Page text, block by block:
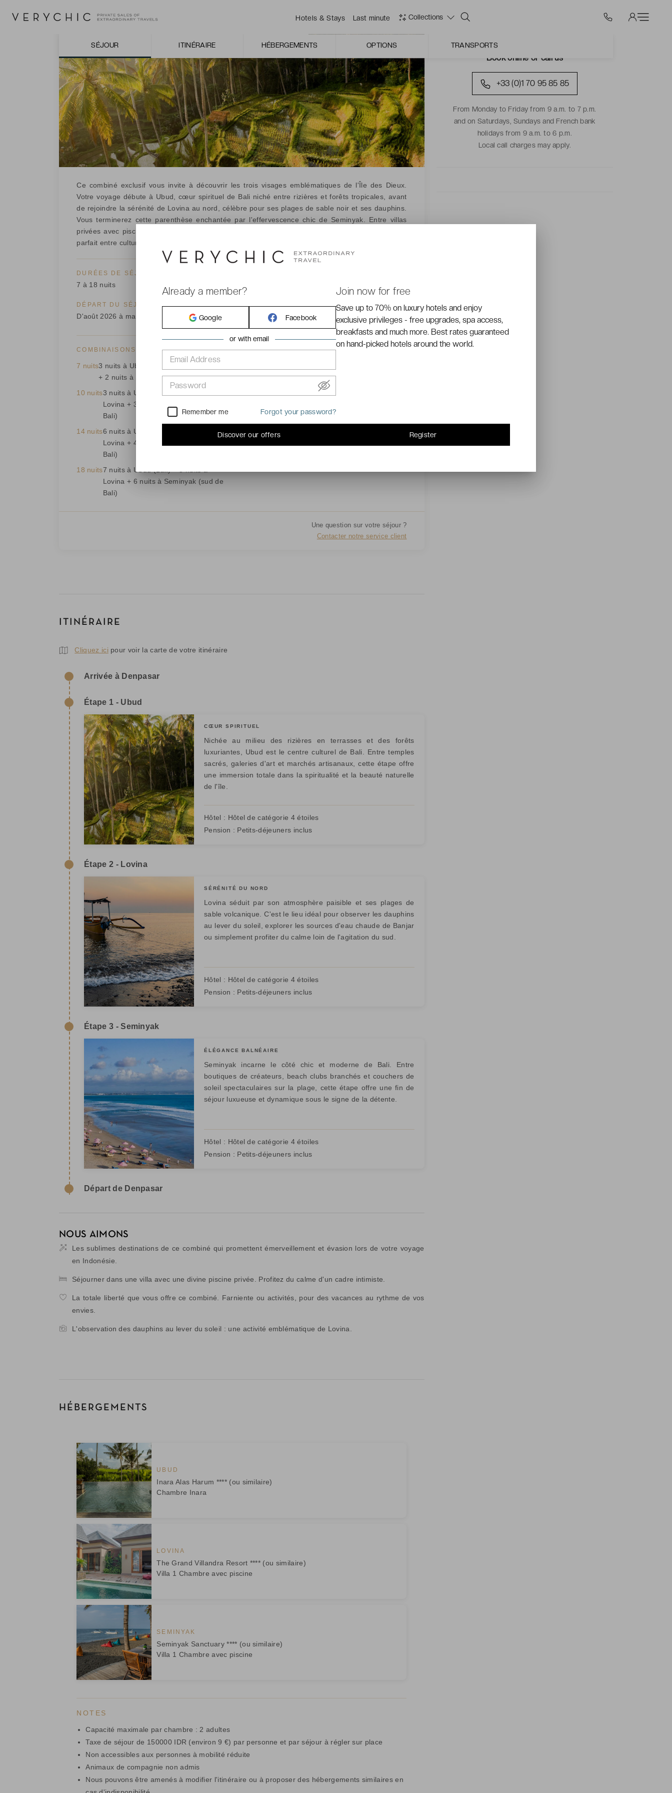
Hotels & Stays Last minute Collections
SÉJOUR ITINÉRAIRE HÉBERGEMENTS OPTIONS TRANSPORTS
Ce combiné exclusif vous invite à découvrir les trois visages emblématiques de l'Île des Dieux.
Votre voyage débute à Ubud, cœur spirituel de Bali niché entre rizières et forêts tropicales, avant
de rejoindre la sérénité de Lovina au nord, célèbre pour ses plages de sable noir et ses dauphins.
Vous terminerez cette parenthèse enchantée par l'effervescence chic de Seminyak. Entre villas
privées avec piscine et attentions exclusives, chaque étape a été pensée pour offrir un équilibre
parfait entre culture, nature et détente balnéaire.
DURÉES DE SÉJOUR DISPONIBLES
7 à 18 nuits
DÉPART DU SÉJOUR
D'août 2026 à mars 2027
PENSION
Petits-déjeuners inclus
COMBINAISONS DISPONIBLES
7 nuits3 nuits à Ubud (Bali) + 2 nuits à Lovina
+ 2 nuits à Seminyak (sud de Bali)
+ 3 nuits à Seminyak (sud de Bali)
10 nuits3 nuits à Ubud (Bali) + 4 nuits à
Lovina + 3 nuits à Seminyak (sud de
Bali)
5 nuits à Ubud (Bali) + 4 nuits à
Bali)
14 nuits6 nuits à Ubud (Bali) + 4 nuits à
Lovina + 4 nuits à Seminyak (sud de
Bali)
16 nuits
18 nuits7 nuits à Ubud (Bali) + 5 nuits à
Lovina + 6 nuits à Seminyak (sud de
Bali)
Une question sur votre séjour ?
Contacter notre service client
ITINÉRAIRE
Cliquez ici pour voir la carte de votre itinéraire
Arrivée à Denpasar
Étape 1 - Ubud
CŒUR SPIRITUEL
Nichée au milieu des rizières en terrasses et des forêts
luxuriantes, Ubud est le centre culturel de Bali. Entre temples
sacrés, galeries d'art et marchés artisanaux, cette étape offre
une immersion totale dans la spiritualité et la beauté naturelle
de l'île.
Hôtel : Hôtel de catégorie 4 étoiles
Pension : Petits-déjeuners inclus
Étape 2 - Lovina
SÉRÉNITÉ DU NORD
Lovina séduit par son atmosphère paisible et ses plages de
sable volcanique. C'est le lieu idéal pour observer les dauphins
au lever du soleil, explorer les sources d'eau chaude de Banjar
ou simplement profiter du calme loin de l'agitation du sud.
Hôtel : Hôtel de catégorie 4 étoiles
Pension : Petits-déjeuners inclus
Étape 3 - Seminyak
ÉLÉGANCE BALNÉAIRE
Seminyak incarne le côté chic et moderne de Bali. Entre
boutiques de créateurs, beach clubs branchés et couchers de
soleil spectaculaires sur la plage, cette étape offre une fin de
séjour luxueuse et dynamique sous le signe de la détente.
Hôtel : Hôtel de catégorie 4 étoiles
Pension : Petits-déjeuners inclus
Départ de Denpasar
NOUS AIMONS
Les sublimes destinations de ce combiné qui promettent émerveillement et évasion lors de votre voyage
en Indonésie.
Séjourner dans une villa avec une divine piscine privée. Profitez du calme d'un cadre intimiste.
La totale liberté que vous offre ce combiné. Farniente ou activités, pour des vacances au rythme de vos
envies.
L'observation des dauphins au lever du soleil : une activité emblématique de Lovina.
HÉBERGEMENTS
UBUD
Inara Alas Harum **** (ou similaire)
Chambre Inara
LOVINA
The Grand Villandra Resort **** (ou similaire)
Villa 1 Chambre avec piscine
SEMINYAK
Seminyak Sanctuary **** (ou similaire)
Villa 1 Chambre avec piscine
NOTES
Capacité maximale par chambre : 2 adultes
Taxe de séjour de 150000 IDR (environ 9 €) par personne et par séjour à régler sur place
Non accessibles aux personnes à mobilité réduite
Animaux de compagnie non admis
Nous pouvons être amenés à modifier l'itinéraire ou à proposer des hébergements similaires en
Book online or call us
+33 (0)1 70 95 85 85
From Monday to Friday from 9 a.m. to 7 p.m.
and on Saturdays, Sundays and French bank
holidays from 9 a.m. to 6 p.m.
Local call charges may apply.
Already a member?
Google Facebook
or with email
Email Address
Password
Remember me Forgot your password?
Discover our offers
Join now for free
Save up to 70% on luxury hotels and enjoy
exclusive privileges - free upgrades, spa access,
breakfasts and much more. Best rates guaranteed
on hand-picked hotels around the world.
Register